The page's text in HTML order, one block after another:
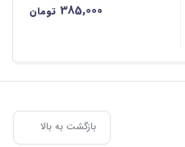
385,000 تومان
بازگشت به بالا